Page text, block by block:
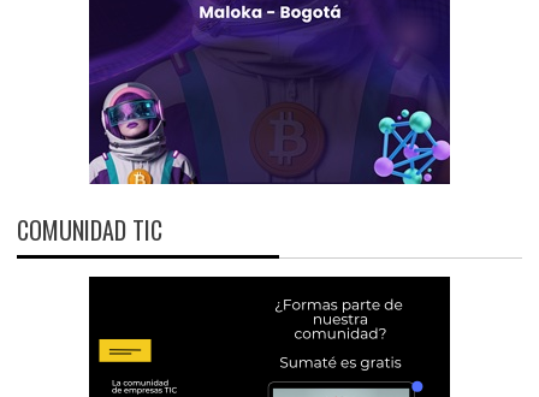
COMUNIDAD TIC